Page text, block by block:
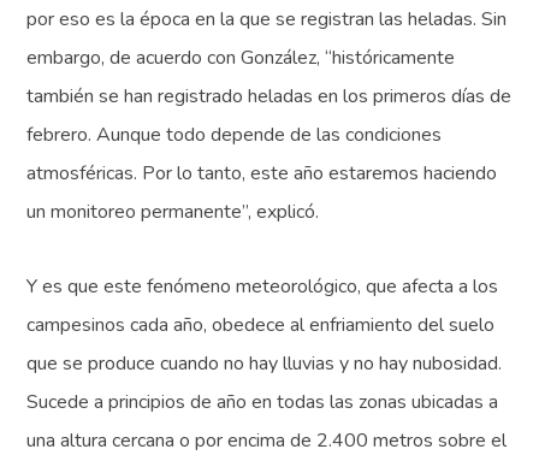
por eso es la época en la que se registran las heladas. Sin
embargo, de acuerdo con González, “históricamente
también se han registrado heladas en los primeros días de
febrero. Aunque todo depende de las condiciones
atmosféricas. Por lo tanto, este año estaremos haciendo
un monitoreo permanente”, explicó.
Y es que este fenómeno meteorológico, que afecta a los
campesinos cada año, obedece al enfriamiento del suelo
que se produce cuando no hay lluvias y no hay nubosidad.
Sucede a principios de año en todas las zonas ubicadas a
una altura cercana o por encima de 2.400 metros sobre el